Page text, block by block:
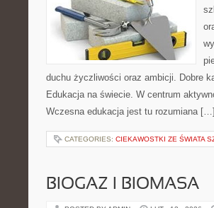
duchu życzliwości oraz ambicji. Dobre
Edukacja na świecie. W centrum
Wczesna edukacja jest tu rozumiana […]
CATEGORIES: CIEKAWOSTKI ZE ŚWIATA
BIOGAZ I BIOMASA